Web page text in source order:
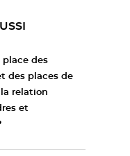
place des
des places de
relation
et